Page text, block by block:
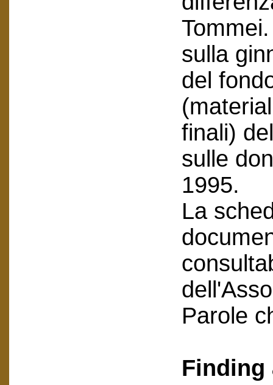
sulla
del
finali)
sulle
1995.
La
Parole
Finding